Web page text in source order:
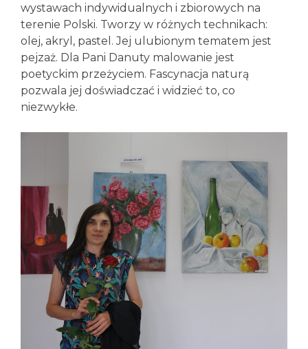
wystawach indywidualnych i zbiorowych na
terenie Polski. Tworzy w różnych technikach:
olej, akryl, pastel. Jej ulubionym tematem jest
pejzaż. Dla Pani Danuty malowanie jest
poetyckim przeżyciem. Fascynacja naturą
pozwala jej doświadczać i widzieć to, co
niezwykłe.